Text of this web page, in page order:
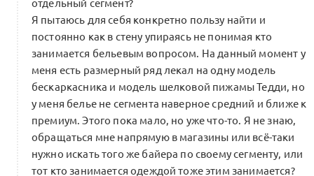
отдельный сегмент?
Я пытаюсь для себя конкретно пользу найти и
постоянно как в стену упираясь не понимая кто
занимается бельевым вопросом. На данный момент у
меня есть размерный ряд лекал на одну модель
бескаркасника и модель шелковой пижамы Тедди, но
у меня белье не сегмента наверное средний и ближе к
премиум. Этого пока мало, но уже что-то. Я не знаю,
обращаться мне напрямую в магазины или всё-таки
нужно искать того же байера по своему сегменту, или
тот кто занимается одеждой тоже этим занимается?